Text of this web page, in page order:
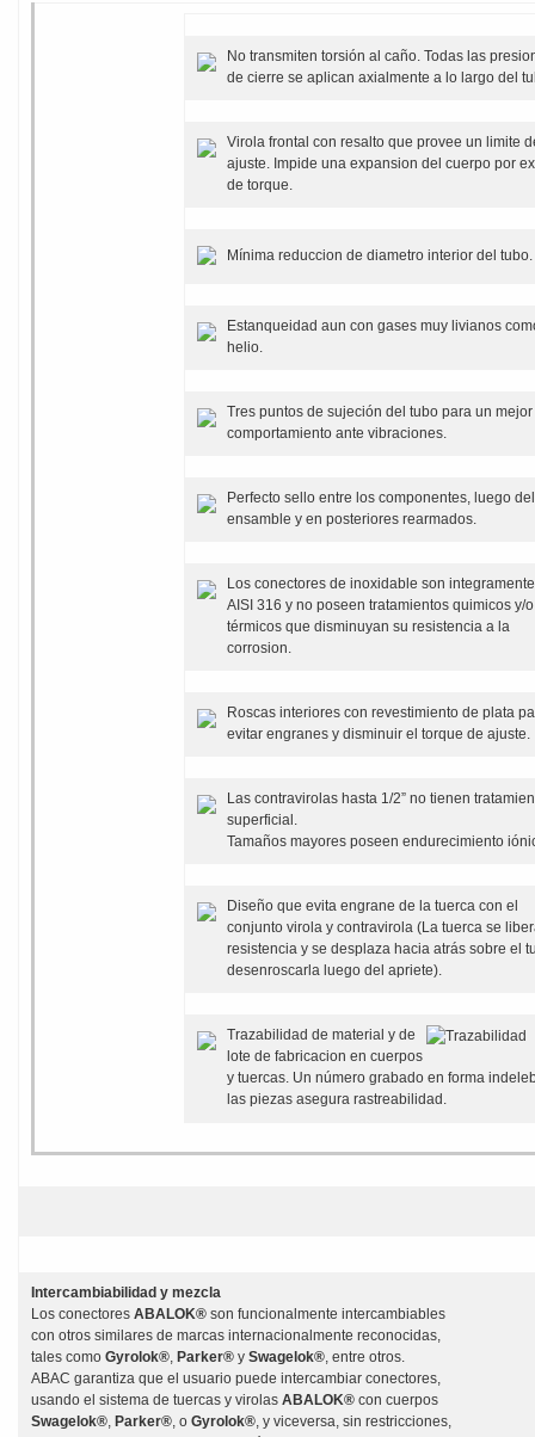
No transmiten torsión al caño. Todas las
de cierre se aplican axialmente a lo largo del
Virola frontal con resalto que provee un limite
ajuste. Impide una expansion del cuerpo por
de torque.
Mínima reduccion de diametro interior del tubo.
Estanqueidad aun con gases muy livianos
helio.
Tres puntos de sujeción del tubo para un mejor
comportamiento ante vibraciones.
Perfecto sello entre los componentes, luego del
ensamble y en posteriores rearmados.
Los conectores de inoxidable son
AISI 316 y no poseen tratamientos quimicos y/o
térmicos que disminuyan su resistencia a la
corrosion.
Roscas interiores con revestimiento de plata
evitar engranes y disminuir el torque de ajuste.
Las contravirolas hasta 1/2” no tienen
superficial.
Tamaños mayores poseen endurecimiento
Diseño que evita engrane de la tuerca con el
conjunto virola y contravirola (La tuerca se
resistencia y se desplaza hacia atrás sobre el
desenroscarla luego del apriete).
Trazabilidad de material y de
lote de fabricacion en cuerpos
y tuercas. Un número grabado en forma
las piezas asegura rastreabilidad.
Intercambiabilidad y mezcla
Los conectores ABALOK® son funcionalmente intercambiables
con otros similares de marcas internacionalmente reconocidas,
tales como Gyrolok®, Parker® y Swagelok®, entre otros.
ABAC garantiza que el usuario puede intercambiar conectores,
usando el sistema de tuercas y virolas ABALOK® con cuerpos
Swagelok®, Parker®, o Gyrolok®, y viceversa, sin restricciones,